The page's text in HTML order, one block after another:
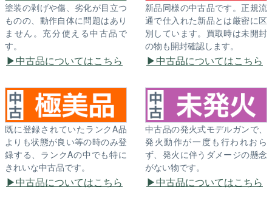
塗装の剥げや傷、劣化が目立つ
ものの、動作自体に問題はあり
ません。充分使える中古品で
す。
中古品についてはこちら
新品同様の中古品です。正規流
通で仕入れた新品とは厳密に区
別しています。買取時は未開封
の物も開封確認します。
中古品についてはこちら
既に登録されていたランクA品
よりも状態が良い等の時のみ登
録する、ランクAの中でも特に
きれいな中古品です。
中古品についてはこちら
中古品の発火式モデルガンで、
発火動作が一度も行われおら
ず、発火に伴うダメージの懸念
がない物です。
中古品についてはこちら